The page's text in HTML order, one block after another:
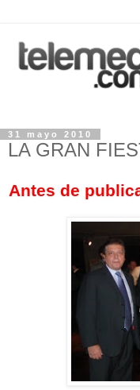
31 mayo 2010
LA GRAN
Antes de